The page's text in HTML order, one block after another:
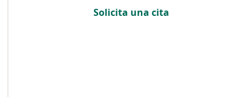
Solicita una cita